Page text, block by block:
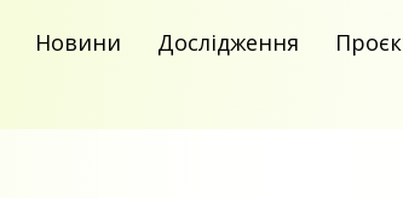
Новини Дослідження